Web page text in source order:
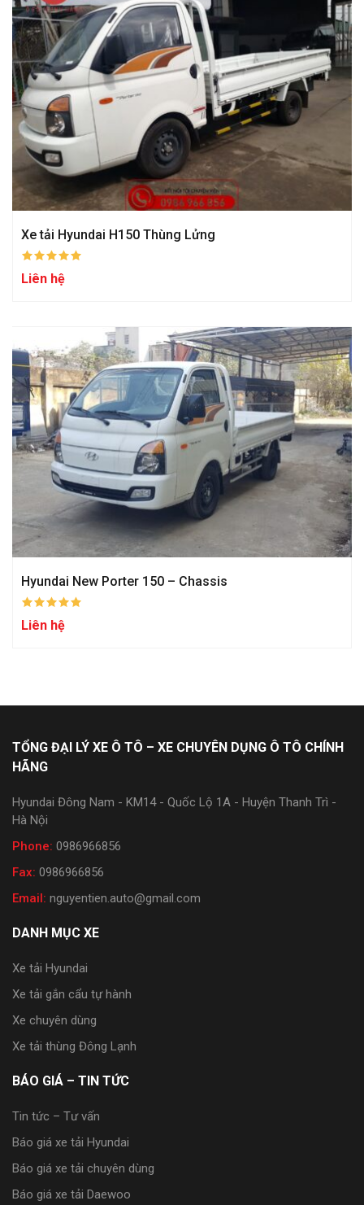
Xe tải Hyundai H150 Thùng Lửng
Liên hệ
Hyundai New Porter 150 – Chassis
Liên hệ
TỔNG ĐẠI LÝ XE Ô TÔ – XE CHUYÊN DỤNG Ô TÔ CHÍNH
HÃNG
Hyundai Đông Nam - KM14 - Quốc Lộ 1A - Huyện Thanh Trì -
Hà Nội
Phone: 0986966856
Fax: 0986966856
Email: nguyentien.auto@gmail.com
DANH MỤC XE
Xe tải Hyundai
Xe tải gắn cẩu tự hành
Xe chuyên dùng
Xe tải thùng Đông Lạnh
BÁO GIÁ – TIN TỨC
Tin tức – Tư vấn
Báo giá xe tải Hyundai
Báo giá xe tải chuyên dùng
Báo giá xe tải Daewoo